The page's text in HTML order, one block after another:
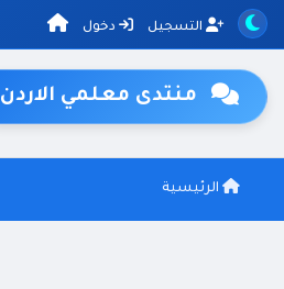
التسجيل دخول
منتدى معلمي الاردن
الرئيسية